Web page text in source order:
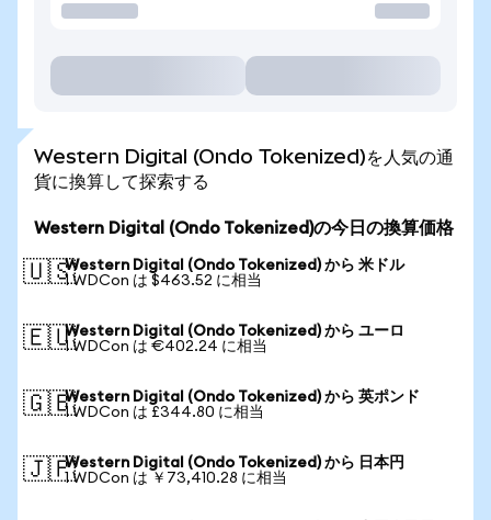
Western Digital (Ondo Tokenized)を人気の通
貨に換算して探索する
Western Digital (Ondo Tokenized)の今日の換算価格
🇺🇸Western Digital (Ondo Tokenized) から 米ドル
1 WDCon は $463.52 に相当
🇪🇺Western Digital (Ondo Tokenized) から ユーロ
1 WDCon は €402.24 に相当
🇬🇧Western Digital (Ondo Tokenized) から 英ポンド
1 WDCon は £344.80 に相当
🇯🇵Western Digital (Ondo Tokenized) から 日本円
1 WDCon は ￥73,410.28 に相当